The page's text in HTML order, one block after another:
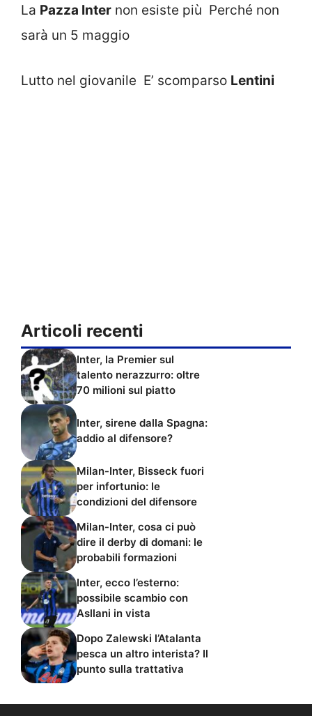
La Pazza Inter non esiste più Perché non
sarà un 5 maggio
Lutto nel giovanile E’ scomparso Lentini
Articoli recenti
Inter, la Premier sul
talento nerazzurro: oltre
70 milioni sul piatto
Inter, sirene dalla Spagna:
addio al difensore?
Milan-Inter, Bisseck fuori
per infortunio: le
condizioni del difensore
Milan-Inter, cosa ci può
dire il derby di domani: le
probabili formazioni
Inter, ecco l’esterno:
possibile scambio con
Asllani in vista
Dopo Zalewski l’Atalanta
pesca un altro interista? Il
punto sulla trattativa